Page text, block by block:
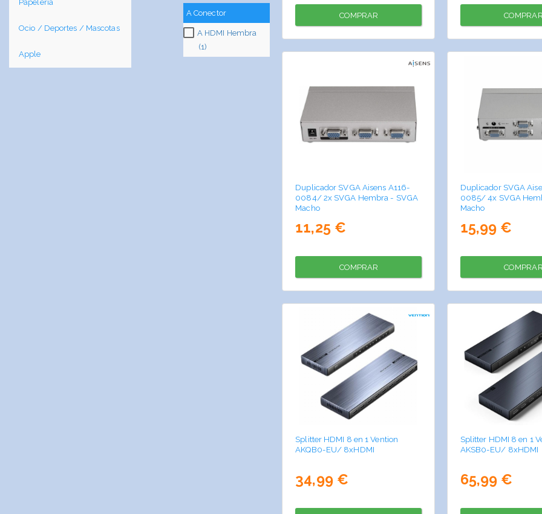
Papelería
Ocio / Deportes / Mascotas
Apple
A Conector
A HDMI Hembra
(1)
COMPRAR COMPRAR
Duplicador SVGA Aisens A116-
0084/ 2x SVGA Hembra - SVGA
Macho
11,25 €
COMPRAR
Duplicador SVGA
0085/ 4x SVGA
Macho
15,99 €
COMPRAR
Splitter HDMI 8 en 1 Vention
AKQB0-EU/ 8xHDMI
34,99 €
Splitter HDMI 8 en 1
AKSB0-EU/ 8xHDMI
65,99 €